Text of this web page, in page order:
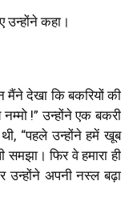
उन्होंने कहा।
देखा कि बकरियों की
!” उन्होंने एक बकरी
“पहले उन्होंने हमें खूब
समझा। फिर वे हमारा ही
उन्होंने अपनी नस्ल बढ़ा